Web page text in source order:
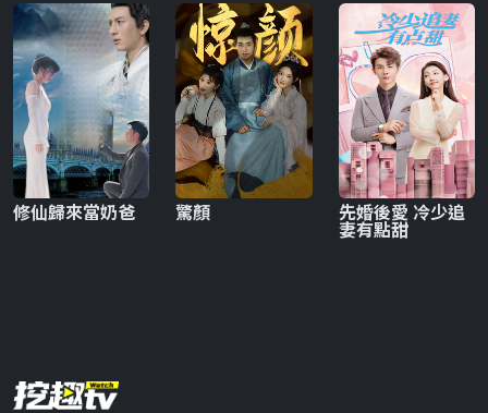
修仙歸來當奶爸 驚顏 先婚後愛 冷少追
妻有點甜